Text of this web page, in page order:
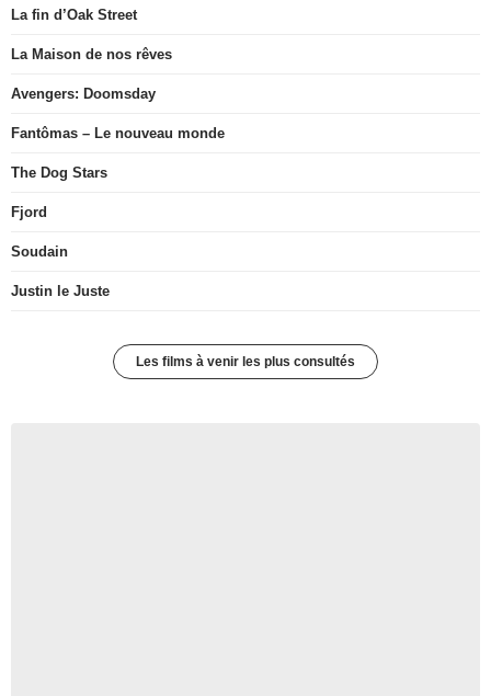
La fin d’Oak Street
La Maison de nos rêves
Avengers: Doomsday
Fantômas – Le nouveau monde
The Dog Stars
Fjord
Soudain
Justin le Juste
Les films à venir les plus consultés